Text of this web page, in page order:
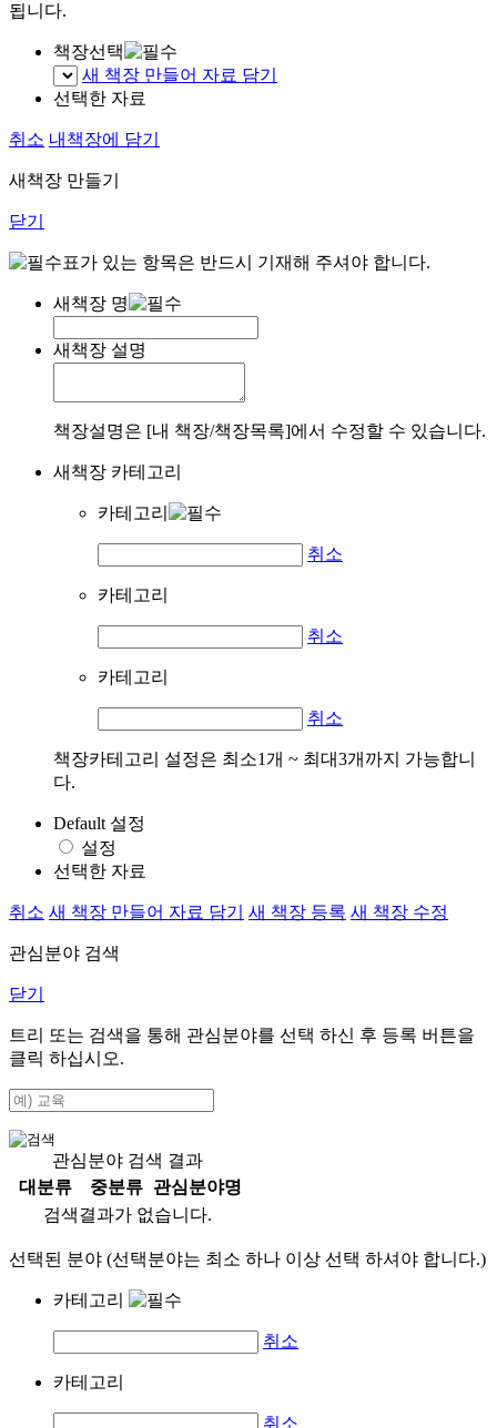
됩니다.
책장선택
새 책장 만들어 자료 담기
선택한 자료
취소 내책장에 담기
새책장 만들기
닫기
표가 있는 항목은 반드시 기재해 주셔야 합니다.
새책장 명
새책장 설명
책장설명은 [내 책장/책장목록]에서 수정할 수 있습니다.
새책장 카테고리
카테고리
취소
카테고리
취소
카테고리
취소
책장카테고리 설정은 최소1개 ~ 최대3개까지 가능합니
다.
Default 설정
설정
선택한 자료
취소 새 책장 만들어 자료 담기 새 책장 등록 새 책장 수정
관심분야 검색
닫기
트리 또는 검색을 통해 관심분야를 선택 하신 후 등록 버튼을
클릭 하십시오.
관심분야 검색 결과
대분류
중분류
관심분야명
검색결과가 없습니다.
선택된 분야 (선택분야는 최소 하나 이상 선택 하셔야 합니다.)
카테고리
취소
카테고리
취소